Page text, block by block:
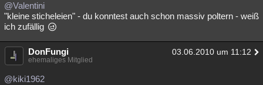
@Valentini
"kleine sticheleien" - du konntest auch schon massiv poltern - weiß
ich zufällig
DonFungi 03.06.2010 um 11:12
ehemaliges Mitglied
@kiki1962